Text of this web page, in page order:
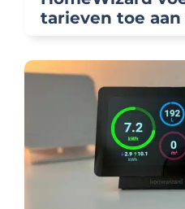
tarieven toe aan